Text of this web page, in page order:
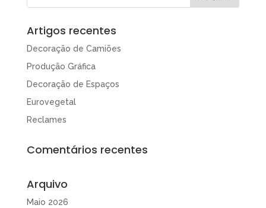
Artigos recentes
Decoração de Camiões
Produção Gráfica
Decoração de Espaços
Eurovegetal
Reclames
Comentários recentes
Arquivo
Maio 2026